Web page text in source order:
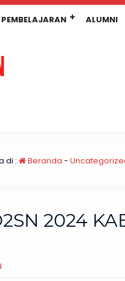
PEMBELAJARAN ALUMNI
di : Beranda -
2024